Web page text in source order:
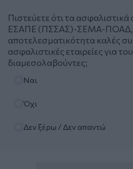
Πιστεύετε ότι τα
ΕΣΑΠΕ (ΠΣΣΑΣ)-ΣΕΜΑ-ΠΟΑΔ,
αποτελεσματικότητα καλές
ασφαλιστικές εταιρείες για
διαμεσολαβούντες;
Ναι
Όχι
Δεν ξέρω / Δεν απαντώ